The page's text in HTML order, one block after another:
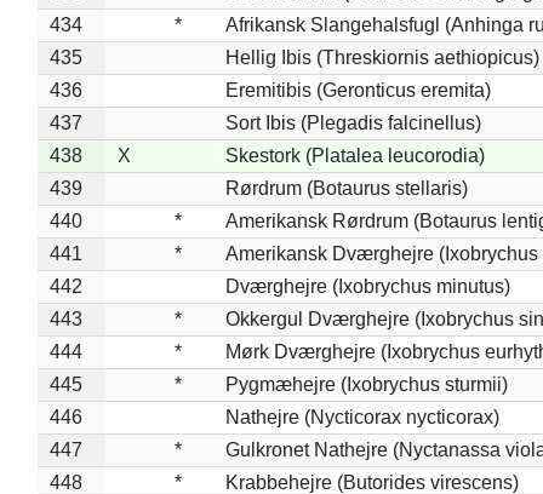
434
*
Afrikansk Slangehalsfugl (Anhinga
435
Hellig Ibis (Threskiornis aethiopicus)
436
Eremitibis (Geronticus eremita)
437
Sort Ibis (Plegadis falcinellus)
438
X
Skestork (Platalea leucorodia)
439
Rørdrum (Botaurus stellaris)
440
*
Amerikansk Rørdrum (Botaurus
441
*
Amerikansk Dværghejre (Ixobrychus
442
Dværghejre (Ixobrychus minutus)
443
*
Okkergul Dværghejre (Ixobrychus
444
*
Mørk Dværghejre (Ixobrychus
445
*
Pygmæhejre (Ixobrychus sturmii)
446
Nathejre (Nycticorax nycticorax)
447
*
Gulkronet Nathejre (Nyctanassa
448
*
Krabbehejre (Butorides virescens)